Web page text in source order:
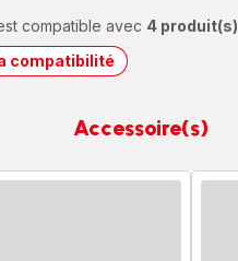
compatible avec 4 produit(s)
compatibilité
Accessoire(s)